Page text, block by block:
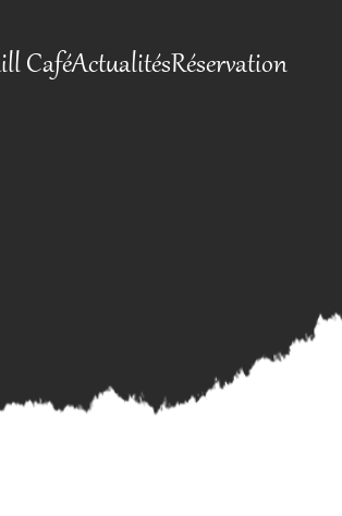
CaféActualitésRéservation